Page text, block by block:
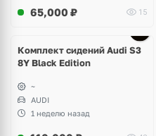
65,000 ₽ 15
Комплект сидений Audi S3
8Y Black Edition
~
AUDI
1 неделю назад